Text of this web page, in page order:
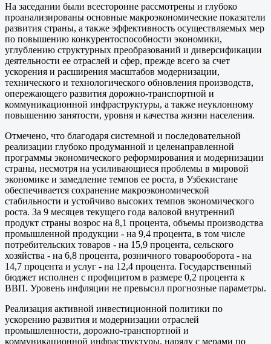
На заседании были всесторонне рассмотрены и глубоко
проанализированы основные макроэкономические показатели
развития страны, а также эффективность осуществляемых мер
по повышению конкурентоспособности экономики,
углублению структурных преобразований и диверсификации
деятельности ее отраслей и сфер, прежде всего за счет
ускорения и расширения масштабов модернизации,
технического и технологического обновления производств,
опережающего развития дорожно-транспортной и
коммуникационной инфраструктуры, а также неуклонному
повышению занятости, уровня и качества жизни населения.
Отмечено, что благодаря системной и последовательной
реализации глубоко продуманной и целенаправленной
программы экономического реформирования и модернизации
страны, несмотря на усиливающиеся проблемы в мировой
экономике и замедление темпов ее роста, в Узбекистане
обеспечивается сохранение макроэкономической
стабильности и устойчиво высоких темпов экономического
роста. За 9 месяцев текущего года валовой внутренний
продукт страны возрос на 8,1 процента, объемы производства
промышленной продукции - на 9,4 процента, в том числе
потребительских товаров - на 15,9 процента, сельского
хозяйства - на 6,8 процента, розничного товарооборота - на
14,7 процента и услуг - на 12,4 процента. Государственный
бюджет исполнен с профицитом в размере 0,2 процента к
ВВП. Уровень инфляции не превысил прогнозные параметры.
Реализация активной инвестиционной политики по
ускорению развития и модернизации отраслей
промышленности, дорожно-транспортной и
коммуникационной инфраструктуры, наряду с мерами по